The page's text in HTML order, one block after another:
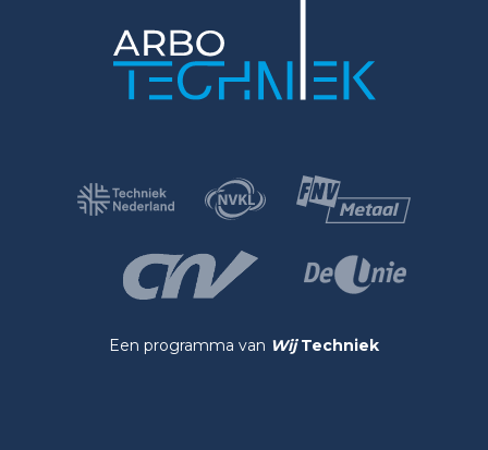
Een programma van Wij Techniek